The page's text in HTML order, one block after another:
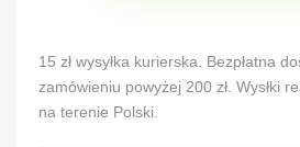
15 zł wysyłka kurierska. Bezpłatna
zamówieniu powyżej 200 zł. Wysłki
na terenie Polski.